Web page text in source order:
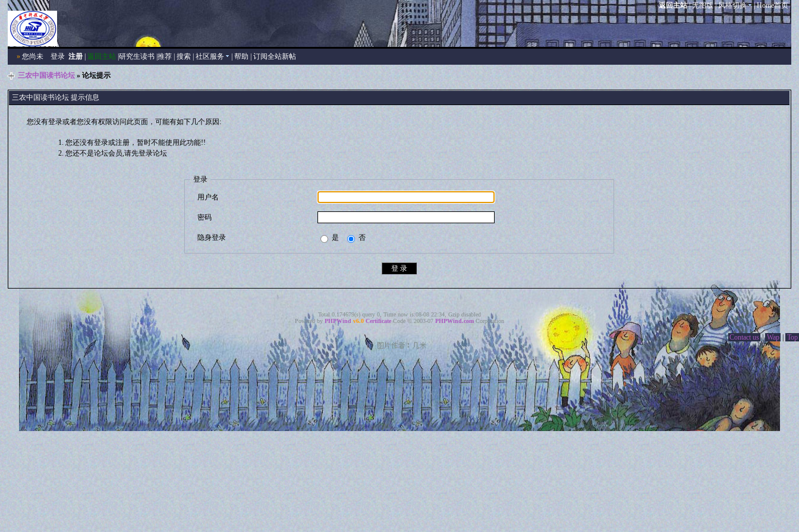
返回主站|无图版|风格切换 |Home首页
» 您尚未登录 注册 |返回主站 |研究生读书 |推荐 |搜索 |社区服务 |帮助 |订阅全站新帖
三农中国读书论坛 » 论坛提示
三农中国读书论坛 提示信息
您没有登录或者您没有权限访问此页面，可能有如下几个原因:
您还没有登录或注册，暂时不能使用此功能!!
您还不是论坛会员,请先登录论坛
登录
用户名
密码
隐身登录 是 否
Total 0.174679(s) query 0, Time now is:08-08 22:34, Gzip disabled
Powered by PHPWind v6.0 Certificate Code © 2003-07 PHPWind.com Corporation
Contact us | Wap | Top